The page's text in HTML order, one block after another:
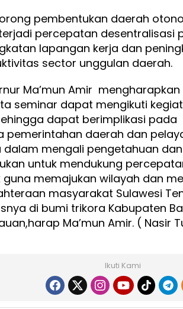
pembentukan daerah
percepatan desentralisasi
lapangan kerja dan
sector unggulan daerah.
Ma’mun Amir
seminar dapat mengikuti
dapat berimplikasi pada
pemerintahan daerah dan
dalam mengali pengetahuan
untuk mendukung
guna memajukan wilayah dan
masyarakat Sulawesi
di bumi trikora Kabupaten
Ma’mun Amir. ( Nasir
Ikuti Kami